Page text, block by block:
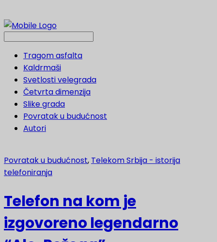
Tragom asfalta
Kaldrmaši
Svetlosti velegrada
Četvrta dimenzija
Slike grada
Povratak u budućnost
Autori
Povratak u budućnost, Telekom Srbija - istorija
telefoniranja
Telefon na kom je
izgovoreno legendarno